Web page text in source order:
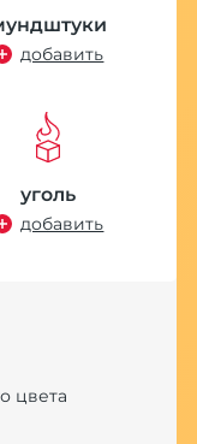
добавить
уголь
добавить
цвета